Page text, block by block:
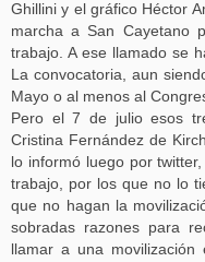
Ghillini y el gráfico Héctor
marcha a San Cayetano
trabajo. A ese llamado se
La convocatoria, aun
Mayo o al menos al
Pero el 7 de julio esos
Cristina Fernández de
lo informó luego por
trabajo, por los que no lo
que no hagan la
sobradas razones para
llamar a una